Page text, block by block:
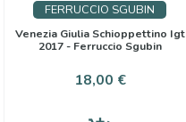
FERRUCCIO SGUBIN
Venezia Giulia Schioppettino Igt
2017 - Ferruccio Sgubin
Prix
18,00 €